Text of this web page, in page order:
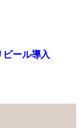
ール導入